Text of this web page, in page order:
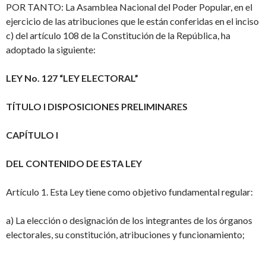
POR TANTO: La Asamblea Nacional del Poder Popular, en el
ejercicio de las atribuciones que le están conferidas en el inciso
c) del artículo 108 de la Constitución de la República, ha
adoptado la siguiente:
LEY No. 127 “LEY ELECTORAL”
TÍTULO I DISPOSICIONES PRELIMINARES
CAPÍTULO I
DEL CONTENIDO DE ESTA LEY
Artículo 1. Esta Ley tiene como objetivo fundamental regular:
a) La elección o designación de los integrantes de los órganos
electorales, su constitución, atribuciones y funcionamiento;